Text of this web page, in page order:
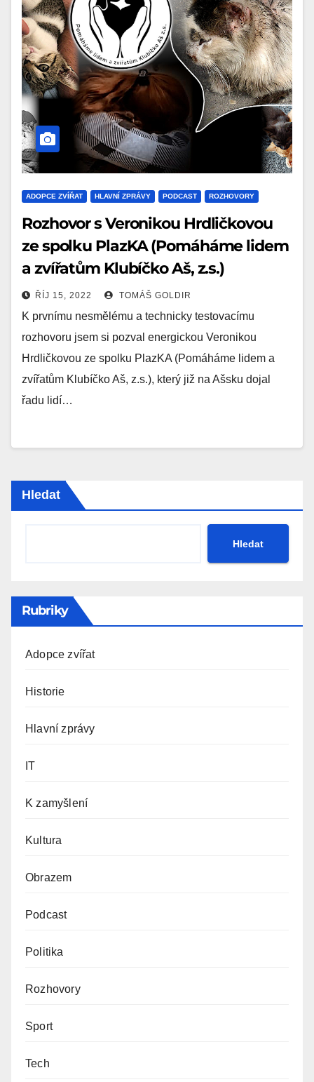
ADOPCE ZVÍŘAT HLAVNÍ ZPRÁVY PODCAST ROZHOVORY
Rozhovor s Veronikou Hrdličkovou
ze spolku PlazKA (Pomáháme lidem
a zvířatům Klubíčko Aš, z.s.)
ŘÍJ 15, 2022 TOMÁŠ GOLDIR
K prvnímu nesmělému a technicky testovacímu
rozhovoru jsem si pozval energickou Veronikou
Hrdličkovou ze spolku PlazKA (Pomáháme lidem a
zvířatům Klubíčko Aš, z.s.), který již na Ašsku dojal
řadu lidí…
Hledat
Hledat
Rubriky
Adopce zvířat
Historie
Hlavní zprávy
IT
K zamyšlení
Kultura
Obrazem
Podcast
Politika
Rozhovory
Sport
Tech